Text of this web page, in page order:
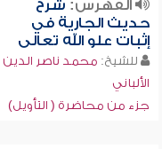
الفهرس: شرح
حديث الجارية في
إثبات علو الله تعالى
للشيخ: محمد ناصر الدين
الألباني
جزء من محاضرة ( التأويل)